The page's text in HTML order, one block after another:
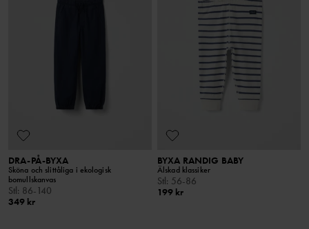
DRA-PÅ-BYXA
Sköna och slittåliga i ekologisk
bomullskanvas
Stl: 86-140
349 kr
BYXA RANDIG BABY
Älskad klassiker
Stl: 56-86
199 kr